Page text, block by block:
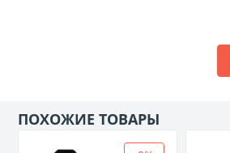
ПОХОЖИЕ ТОВАРЫ